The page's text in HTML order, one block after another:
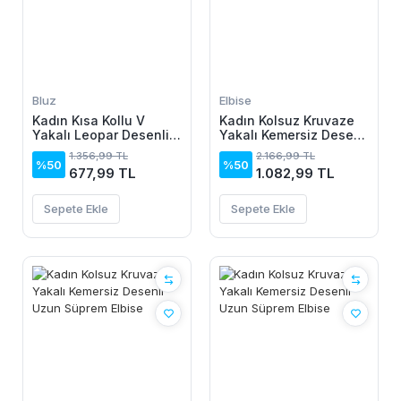
Bluz
Kadın Kısa Kollu V
Yakalı Leopar Desenli
Viskon Bluz
%50
1.356,99 TL
677,99 TL
Sepete Ekle
Elbise
Kadın Kolsuz Kruvaze
Yakalı Kemersiz Desenli
Uzun Süprem Elbise
%50
2.166,99 TL
1.082,99 TL
Sepete Ekle